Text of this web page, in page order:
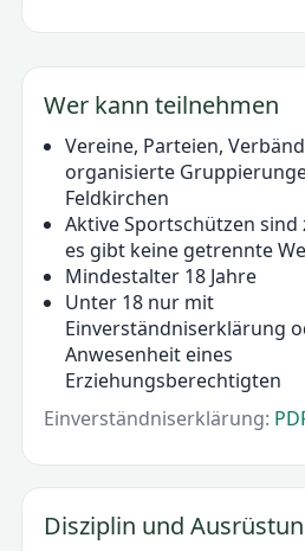
Wer kann teilnehmen
Vereine, Parteien,
organisierte
Feldkirchen
Aktive Sportschützen sind
es gibt keine getrennte
Mindestalter 18 Jahre
Unter 18 nur mit
Einverständniserklärung
Anwesenheit eines
Erziehungsberechtigten
Einverständniserklärung:
Disziplin und